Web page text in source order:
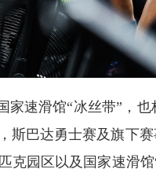
家速滑馆“冰丝带”，
斯巴达勇士赛及旗下
克园区以及国家速滑